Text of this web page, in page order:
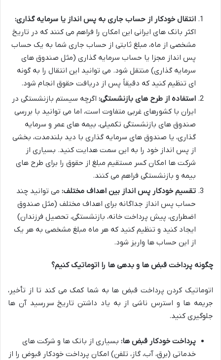
انتقال خودکار از حساب جاری به پس انداز یا سرمایه گذاری:
اکثر بانک های ایرانی این امکان را فراهم می کنند که در تاریخ
مشخصی از ماه، مبلغ ثابتی از حساب جاری شما به یک حساب
پس انداز مجزا یا حساب سرمایه گذاری (مثل صندوق های
سرمایه گذاری) منتقل شود. می توانید این انتقال را به گونه
ای تنظیم کنید که دقیقاً پس از دریافت حقوق انجام شود.
استفاده از طرح های بازنشستگی: اگرچه سیستم بازنشستگی در
ایران با کشورهای غربی متفاوت است، اما می توانید با بررسی
صندوق های بازنشستگی تکمیلی، بیمه های عمر و سرمایه
گذاری، یا صندوق های سرمایه گذاری با دید بلندمدت، بخشی
از پس انداز خود را به این سمت هدایت کنید. بسیاری از
شرکت ها امکان کسر مستقیم مبلغ از حقوق را برای طرح های
بیمه و بازنشستگی فراهم می کنند.
تقسیم خودکار پس انداز بین اهداف مختلف: می توانید چند
حساب پس انداز جداگانه برای اهداف مختلف (مثل صندوق
اضطراری، پیش پرداخت خانه، بازنشستگی، تحصیل فرزندان)
ایجاد کنید و تنظیم کنید که هر ماه مبلغ مشخصی به هر یک
از این حساب ها واریز شود.
چگونه پرداخت قبض ها و بدهی ها را اتوماتیک کنیم؟
اتوماتیک کردن پرداخت قبض ها به شما کمک می کند تا از تأخیر،
جریمه ها و استرس ناشی از به یاد داشتن تاریخ سررسید آن ها
جلوگیری کنید.
پرداخت خودکار قبض ها: بسیاری از بانک ها و شرکت های
خدماتی (برق، آب، گاز، تلفن) امکان پرداخت خودکار قبوض را از